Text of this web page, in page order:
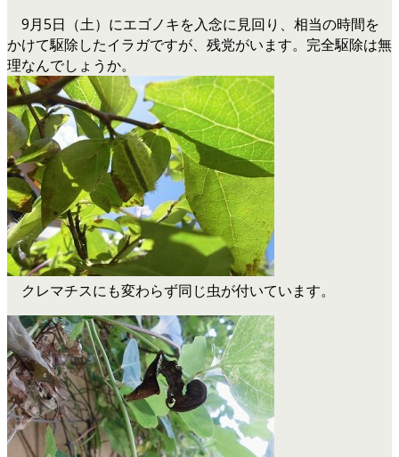
9月5日（土）にエゴノキを入念に見回り、相当の時間を
かけて駆除したイラガですが、残党がいます。完全駆除は無
理なんでしょうか。
クレマチスにも変わらず同じ虫が付いています。